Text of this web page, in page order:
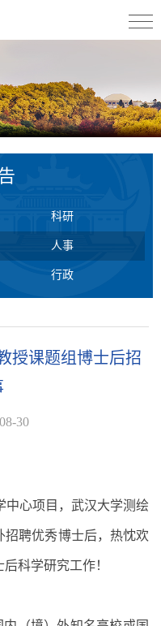
科研
人事
行政
授课题组博士后招
30
中心项目，武汉大学测绘
招聘优秀博士后，热忱欢
科学研究工作！